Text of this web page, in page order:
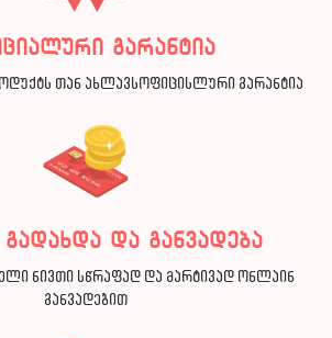
გარანტია
თან ახლავსოფიცისლური გარანტია
და განვადება
ნივთი სწრაფად და მარტივად ონლაინ
განვადებით